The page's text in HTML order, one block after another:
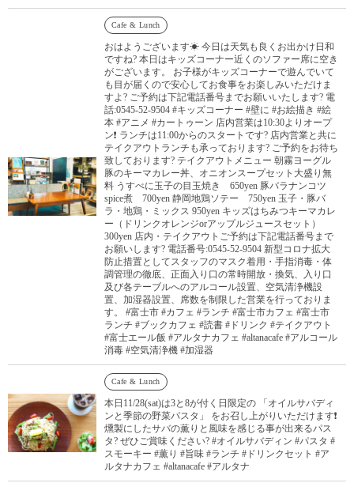
Cafe & Lunch
おはようございます☀ 今日は天気も良くお出かけ日和
ですね? 本日はキッズコーナー近くのソファー席に空き
がございます。 お子様がキッズコーナーで遊んでいて
も目が届くので安心してお食事をお楽しみいただけま
すよ? ご予約は下記電話番号までお願いいたします? 電
話:0545-52-9504 #キッズコーナー #壁に #お絵描き #絵
本 #アニメ #カートゥーン 店内営業は10:30よりオープ
ン❗️ ランチは11:00からのスタートです? 店内営業と共に
テイクアウトランチも承っております? ご予約をお待ち
致しております? テイクアウトメニュー 朝霧ヨーグル
豚のキーマカレー丼、オニオンスープセット大盛り無
料 うすべに玉子の目玉焼き 650yen 豚バラナンコツ
spice煮 700yen 静岡地鶏ソテー 750yen 玉子・豚バ
ラ・地鶏・ミックス 950yen キッズはちみつキーマカレ
ー（ドリンクオレンジorアップルジュースセット）
300yen 店内・テイクアウトご予約は下記電話番号まで
お願いします? 電話番号:0545-52-9504 新型コロナ拡大
防止措置としてスタッフのマスク着用・手指消毒・体
調管理の徹底、正面入り口の常時開放・換気、入り口
及び各テーブルへのアルコール設置、空気清浄機設
置、加湿器設置、席数を制限した営業を行っておりま
す。 #富士市 #カフェ #ランチ #富士市カフェ #富士市
ランチ #ブックカフェ #読書 #ドリンク #テイクアウト
#富士エール飯 #アルタナカフェ #altanacafe #アルコール
消毒 #空気清浄機 #加湿器
Cafe & Lunch
本日11/28(sat)は3と8が付く日限定の 「オイルサバディ
ンと季節の野菜パスタ」 をお召し上がりいただけます❗️
燻製にしたサバの薫りと風味を感じる事が出来るパス
タ? ぜひご賞味ください? #オイルサバディン #パスタ #
スモーキー #薫り #旨味 #ランチ #ドリンクセット #ア
ルタナカフェ #altanacafe #アルタナ